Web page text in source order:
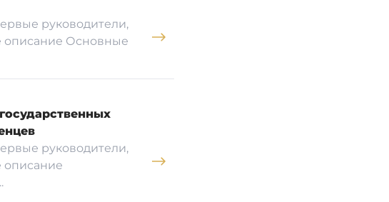
руководители,
Основные
руководители,